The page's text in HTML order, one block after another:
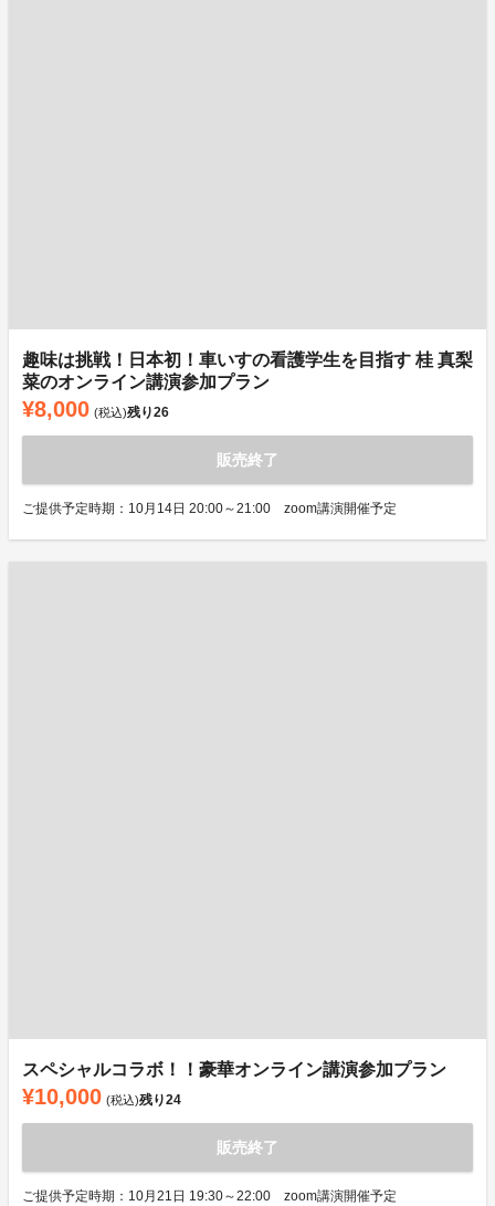
趣味は挑戦！日本初！車いすの看護学生を目指す 桂 真梨
菜のオンライン講演参加プラン
¥8,000 (税込)残り26
販売終了
ご提供予定時期：10月14日 20:00～21:00 zoom講演開催予定
スペシャルコラボ！！豪華オンライン講演参加プラン
¥10,000 (税込)残り24
販売終了
ご提供予定時期：10月21日 19:30～22:00 zoom講演開催予定